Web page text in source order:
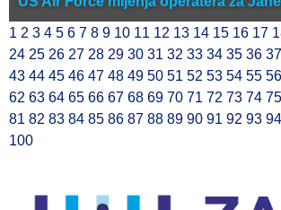
1 2 3 4 5 6 7 8 9 10 11 12 13 14 15 16 17
24 25 26 27 28 29 30 31 32 33 34 35 36 37
43 44 45 46 47 48 49 50 51 52 53 54 55 56
62 63 64 65 66 67 68 69 70 71 72 73 74 75
81 82 83 84 85 86 87 88 89 90 91 92 93 94
100